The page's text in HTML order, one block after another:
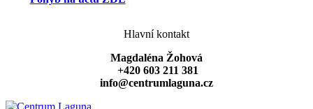
Hlavní kontakt
Magdaléna Žohová
+420 603 211 381
info@centrumlaguna.cz